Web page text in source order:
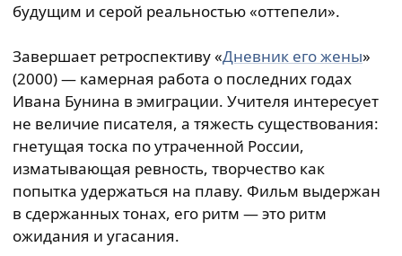
будущим и серой реальностью «оттепели».
Завершает ретроспективу «Дневник его жены»
(2000) — камерная работа о последних годах
Ивана Бунина в эмиграции. Учителя интересует
не величие писателя, а тяжесть существования:
гнетущая тоска по утраченной России,
изматывающая ревность, творчество как
попытка удержаться на плаву. Фильм выдержан
в сдержанных тонах, его ритм — это ритм
ожидания и угасания.